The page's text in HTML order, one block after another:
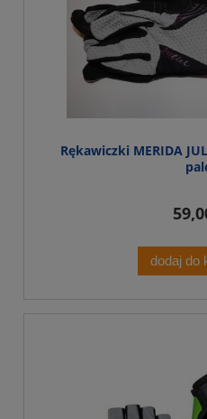
Rękawiczki MERIDA
dodaj do